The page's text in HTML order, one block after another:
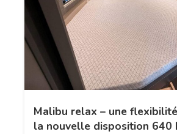
Malibu relax – une
la nouvelle disposition 640